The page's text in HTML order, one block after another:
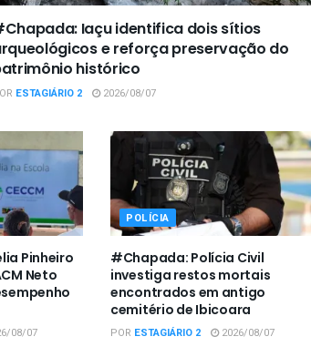
Iaçu identifica dois sítios
e reforça preservação do
histórico
ESTAGIÁRIO 2 2026/08/07
Pinheiro
Neto
08/07
POLÍCIA
#Chapada: Polícia Civil
investiga restos mortais
encontrados em antigo
cemitério de Ibicoara
POR ESTAGIÁRIO 2 2026/08/07